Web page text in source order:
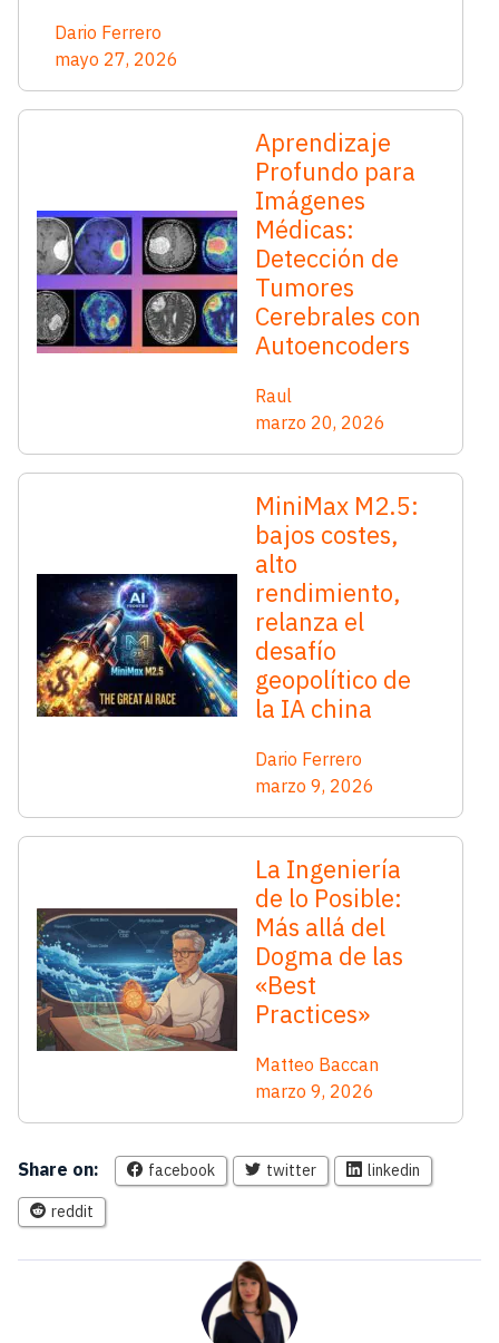
Dario Ferrero
mayo 27, 2026
Aprendizaje
Profundo para
Imágenes
Médicas:
Detección de
Tumores
Cerebrales con
Autoencoders
Raul
marzo 20, 2026
MiniMax M2.5:
bajos costes,
alto
rendimiento,
relanza el
desafío
geopolítico de
la IA china
Dario Ferrero
marzo 9, 2026
La Ingeniería
de lo Posible:
Más allá del
Dogma de las
«Best
Practices»
Matteo Baccan
marzo 9, 2026
Share on: facebook twitter linkedin
reddit